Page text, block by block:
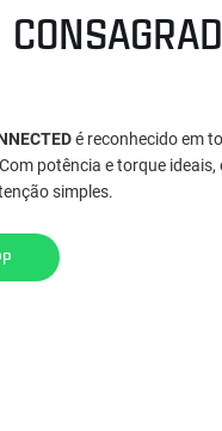
é reconhecido em
potência e torque
simples.